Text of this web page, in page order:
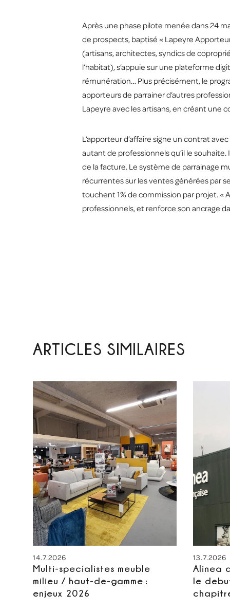
Après une phase pilote menée dans 24
de prospects, baptisé « Lapeyre
(artisans, architectes, syndics de
l’habitat), s’appuie sur une plateforme
rémunération… Plus précisément, le
apporteurs de parrainer d’autres
Lapeyre avec les artisans, en créant une
L’apporteur d’affaire signe un contrat
autant de professionnels qu’il le
de la facture. Le système de parrainage
récurrentes sur les ventes générées par
touchent 1% de commission par projet. «
professionnels, et renforce son ancrage
ARTICLES SIMILAIRES
14.7.2026
Multi-specialistes meuble
milieu / haut-de-gamme :
enjeux 2026
13.7.2026
Alinea
le